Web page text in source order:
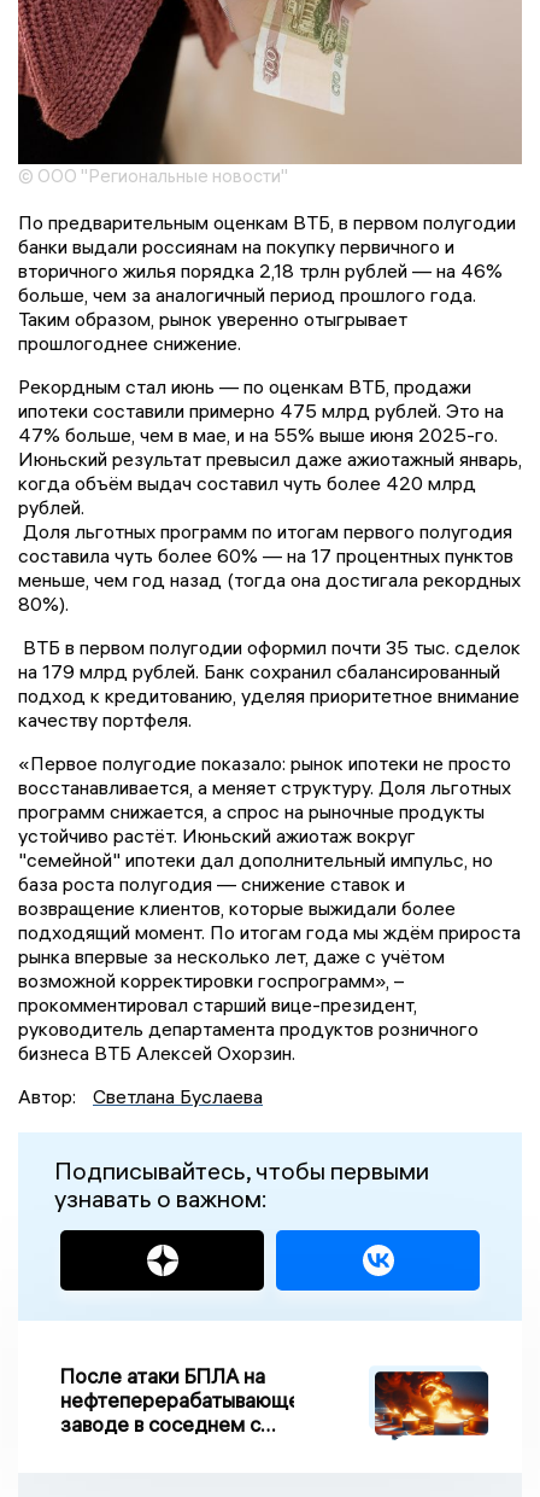
© ООО "Региональные новости"
По предварительным оценкам ВТБ, в первом полугодии
банки выдали россиянам на покупку первичного и
вторичного жилья порядка 2,18 трлн рублей — на 46%
больше, чем за аналогичный период прошлого года.
Таким образом, рынок уверенно отыгрывает
прошлогоднее снижение.
Рекордным стал июнь — по оценкам ВТБ, продажи
ипотеки составили примерно 475 млрд рублей. Это на
47% больше, чем в мае, и на 55% выше июня 2025-го.
Июньский результат превысил даже ажиотажный январь,
когда объём выдач составил чуть более 420 млрд
рублей.
Доля льготных программ по итогам первого полугодия
составила чуть более 60% — на 17 процентных пунктов
меньше, чем год назад (тогда она достигала рекордных
80%).
ВТБ в первом полугодии оформил почти 35 тыс. сделок
на 179 млрд рублей. Банк сохранил сбалансированный
подход к кредитованию, уделяя приоритетное внимание
качеству портфеля.
«Первое полугодие показало: рынок ипотеки не просто
восстанавливается, а меняет структуру. Доля льготных
программ снижается, а спрос на рыночные продукты
устойчиво растёт. Июньский ажиотаж вокруг
"семейной" ипотеки дал дополнительный импульс, но
база роста полугодия — снижение ставок и
возвращение клиентов, которые выжидали более
подходящий момент. По итогам года мы ждём прироста
рынка впервые за несколько лет, даже с учётом
возможной корректировки госпрограмм», –
прокомментировал старший вице-президент,
руководитель департамента продуктов розничного
бизнеса ВТБ Алексей Охорзин.
Автор:
Светлана Буслаева
Подписывайтесь, чтобы первыми
узнавать о важном:
После атаки БПЛА на
нефтеперерабатывающем
заводе в соседнем с